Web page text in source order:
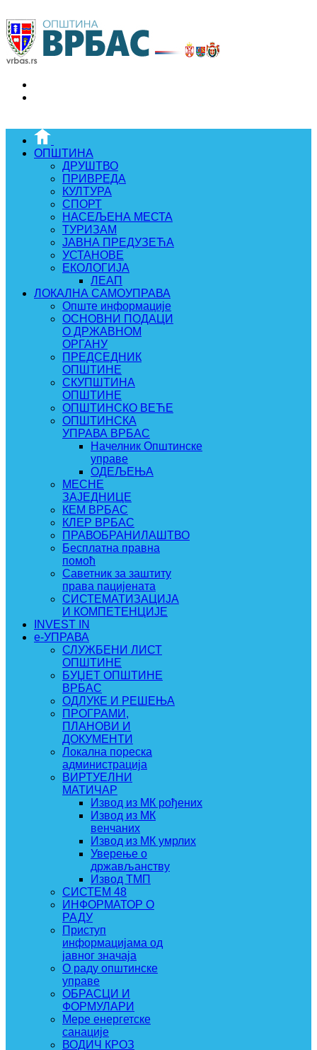
ОПШТИНА
ДРУШТВО
ПРИВРЕДА
КУЛТУРА
СПОРТ
НАСЕЉЕНА МЕСТА
ТУРИЗАМ
ЈАВНА ПРЕДУЗЕЋА
УСТАНОВЕ
ЕКОЛОГИЈА
ЛЕАП
ЛОКАЛНА САМОУПРАВА
Опште информације
ОСНОВНИ ПОДАЦИ
О ДРЖАВНОМ
ОРГАНУ
ПРЕДСЕДНИК
ОПШТИНЕ
СКУПШТИНА
ОПШТИНЕ
ОПШТИНСКО ВЕЋЕ
ОПШТИНСКА
УПРАВА ВРБАС
Начелник Општинске
управе
ОДЕЉЕЊА
МЕСНЕ
ЗАЈЕДНИЦЕ
КЕМ ВРБАС
КЛЕР ВРБАС
ПРАВОБРАНИЛАШТВО
Бесплатна правна
помоћ
Саветник за заштиту
права пацијената
СИСТЕМАТИЗАЦИЈА
И КОМПЕТЕНЦИЈЕ
INVEST IN
e-УПРАВА
СЛУЖБЕНИ ЛИСТ
ОПШТИНЕ
БУЏЕТ ОПШТИНЕ
ВРБАС
ОДЛУКЕ И РЕШЕЊА
ПРОГРАМИ,
ПЛАНОВИ И
ДОКУМЕНТИ
Локална пореска
администрација
ВИРТУЕЛНИ
МАТИЧАР
Извод из МК рођених
Извод из МК
венчаних
Извод из МК умрлих
Уверење о
држављанству
Извод ТМП
СИСТЕМ 48
ИНФОРМАТОР О
РАДУ
Приступ
информацијама од
јавног значаја
О раду општинске
управе
ОБРАСЦИ И
ФОРМУЛАРИ
Мере енергетске
санације
ВОДИЧ КРОЗ